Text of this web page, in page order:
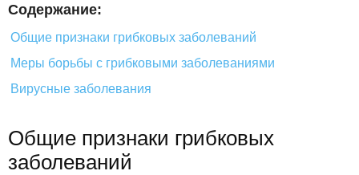
Содержание:
Общие признаки грибковых заболеваний
Меры борьбы с грибковыми заболеваниями
Вирусные заболевания
Общие признаки грибковых
заболеваний